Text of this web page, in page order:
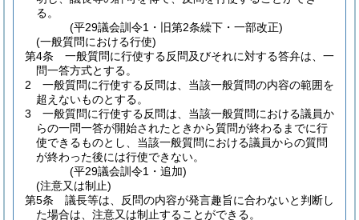
る。
(平29議会訓令1・旧第2条繰下・一部改正)
(一般質問における行使)
第4条
一般質問に行使する反問及びそれに対する答弁は、一
問一答方式とする。
2
一般質問に行使する反問は、当該一般質問の内容の範囲を
超えないものとする。
3
一般質問に行使する反問は、当該一般質問における議員か
らの一問一答が開始されたときから質問が終わるまでに行
使できるものとし、当該一般質問における議員からの質問
が終わった後には行使できない。
(平29議会訓令1・追加)
(注意又は制止)
第5条
議長等は、反問の内容が発言趣旨に合わないと判断し
た場合は、注意又は制止することができる。